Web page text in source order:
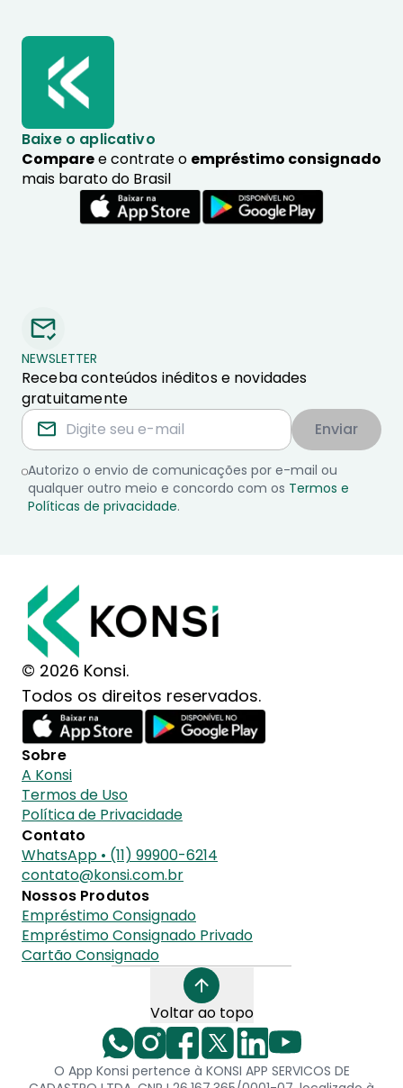
Baixe o aplicativo
Comparee contrate o empréstimo consignado
mais barato do Brasil
NEWSLETTER
Receba conteúdos inéditos e novidades
gratuitamente
Enviar
Autorizo o envio de comunicações por e-mail ou
qualquer outro meio e concordo com os Termos e
Políticas de privacidade.
© 2026 Konsi.
Todos os direitos reservados.
Sobre
A Konsi
Termos de Uso
Política de Privacidade
Contato
WhatsApp • (11) 99900-6214
contato@konsi.com.br
Nossos Produtos
Empréstimo Consignado
Empréstimo Consignado Privado
Cartão Consignado
Voltar ao topo
O App Konsi pertence à KONSI APP SERVICOS DE